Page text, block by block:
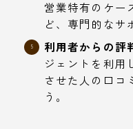
営業特有のケー
ど、専門的なサ
利用者からの評
ジェントを利用
させた人の口コ
う。